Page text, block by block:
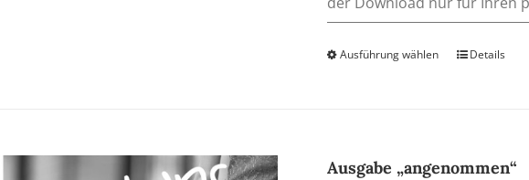
Ausführung wählen
Dieses
auf.
Details
Ausgabe „angenommen“